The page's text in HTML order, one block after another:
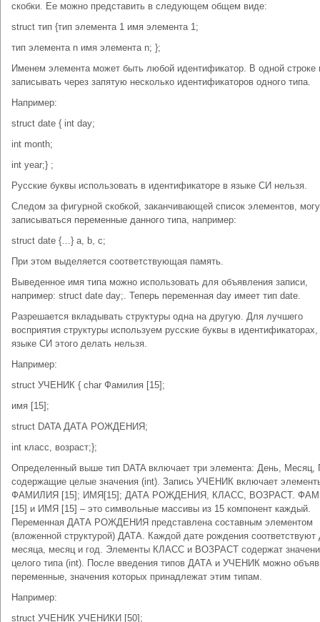
скобки. Ее можно представить в следующем общем виде:
struct тип {тип элемента 1 имя элемента 1;
тип элемента n имя элемента n; };
Именем элемента может быть любой идентификатор. В одной строке
записывать через запятую несколько идентификаторов одного типа.
Например:
struct date { int day;
int month;
int year;} ;
Русские буквы использовать в идентификаторе в языке СИ нельзя.
Следом за фигурной скобкой, заканчивающей список элементов,
записываться переменные данного типа, например:
struct date {…} a, b, c;
При этом выделяется соответствующая память.
Выведенное имя типа можно использовать для объявления записи,
например: struct date day;. Теперь переменная day имеет тип date.
Разрешается вкладывать структуры одна на другую. Для лучшего
восприятия структуры используем русские буквы в идентификаторах,
языке СИ этого делать нельзя.
Например:
struct УЧЕНИК { char Фамилия [15];
имя [15];
struct DATA ДАТА РОЖДЕНИЯ;
int класс, возраст;};
Определенный выше тип DATA включает три элемента: День, Месяц,
содержащие целые значения (int). Запись УЧЕНИК включает
ФАМИЛИЯ [15]; ИМЯ[15]; ДАТА РОЖДЕНИЯ, КЛАСС, ВОЗРАСТ.
[15] и ИМЯ [15] – это символьные массивы из 15 компонент каждый.
Переменная ДАТА РОЖДЕНИЯ представлена составным элементом
(вложенной структурой) ДАТА. Каждой дате рождения соответствуют
месяца, месяц и год. Элементы КЛАСС и ВОЗРАСТ содержат
целого типа (int). После введения типов ДАТА и УЧЕНИК можно
переменные, значения которых принадлежат этим типам.
Например:
struct УЧЕНИК УЧЕНИКИ [50];